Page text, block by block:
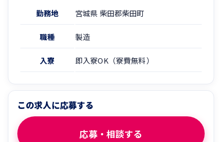
勤務地 宮城県 柴田郡柴田町
職種 製造
入寮 即入寮OK（寮費無料）
この求人に応募する
応募・相談する